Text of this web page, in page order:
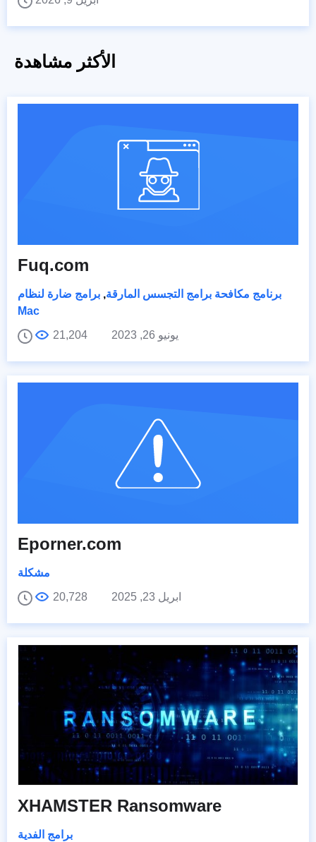
الأكثر مشاهدة
Fuq.com
برنامج مكافحة برامج التجسس المارقة, برامج ضارة لنظام
Mac
يونيو 26, 2023
21,204
Eporner.com
مشكلة
ابريل 23, 2025
20,728
XHAMSTER Ransomware
برامج الفدية